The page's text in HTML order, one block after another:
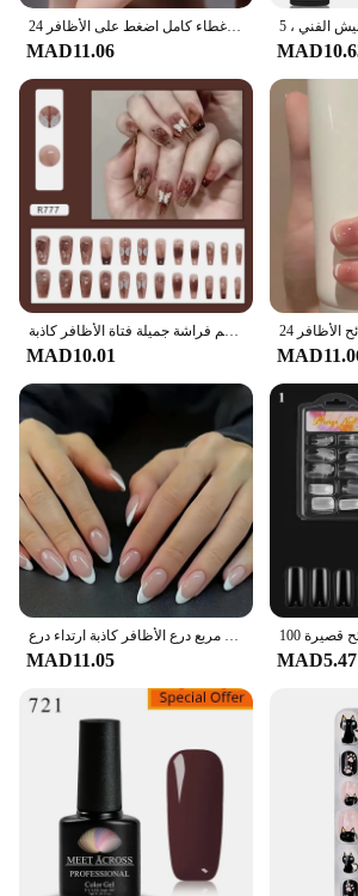
24 قطعة/صندوق طويل نعش أظافر صناعية ارتفع مع الغراء يمكن ارتداؤها عارية الوردي الأبيض اللون هلام الأظافر نصائح غطاء كامل اضغط على الأظافر
MAD11.06
الوردة المجمدة يمكن ارتداؤها بالضغط الوردي على نصائح الأظافر وهمية مع الغراء الأظافر كاذبة تصميم فراشة جميلة فتاة الأظافر كاذبة
MAD10.01
آمنة وغير مذاق التدرج ارتداء درع آمن أوروبا وأمريكا ارتداء درع مسمار الديكور مربع درع الأظافر كاذبة ارتداء درع
MAD11.05 MAD5.47